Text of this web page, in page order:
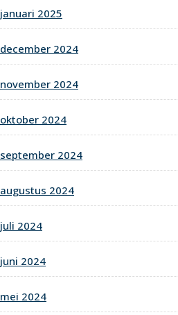
januari 2025
december 2024
november 2024
oktober 2024
september 2024
augustus 2024
juli 2024
juni 2024
mei 2024